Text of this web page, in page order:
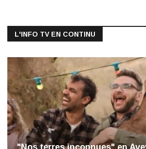
L'INFO TV EN CONTINU
"Nos terres inconnues" en